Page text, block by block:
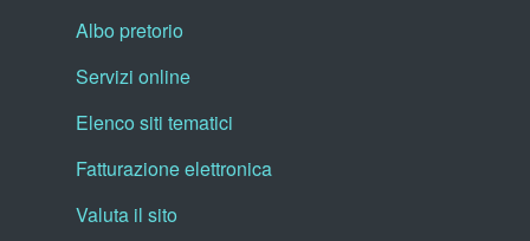
Albo pretorio
Servizi online
Elenco siti tematici
Fatturazione elettronica
Valuta il sito